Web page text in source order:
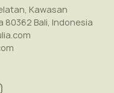
Kawasan
80362 Bali, Indonesia